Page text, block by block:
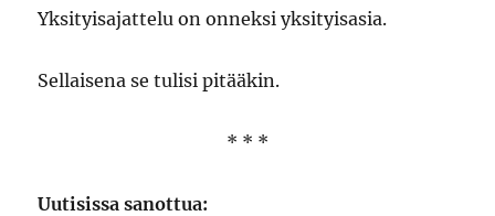
Yksityisajattelu on onneksi yksityisasia.
Sellaisena se tulisi pitääkin.
* * *
Uutisissa sanottua: